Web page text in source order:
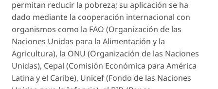
permitan reducir la pobreza; su aplicación se ha
dado mediante la cooperación internacional con
organismos como la FAO (Organización de las
Naciones Unidas para la Alimentación y la
Agricultura), la ONU (Organización de las Naciones
Unidas), Cepal (Comisión Económica para América
Latina y el Caribe), Unicef (Fondo de las Naciones